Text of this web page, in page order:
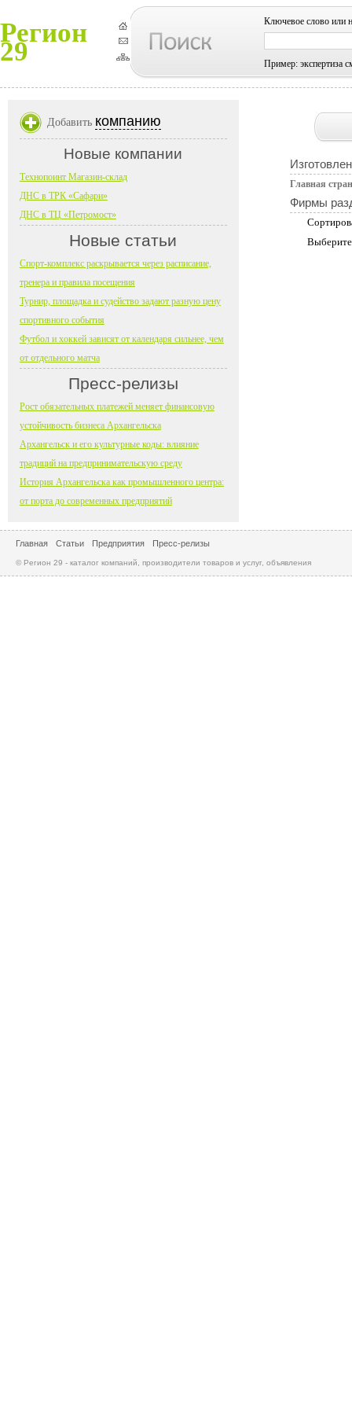
Регион
29
Ключевое слово или
Пример: экспертиза
Главная
Фирмы
Добавить компанию
Новые компании
Технопоинт Магазин-склад
ДНС в ТРК «Сафари»
ДНС в ТЦ «Петромост»
Новые статьи
Спорт-комплекс раскрывается через расписание,
тренера и правила посещения
Турнир, площадка и судейство задают разную цену
спортивного события
Футбол и хоккей зависят от календаря сильнее, чем
от отдельного матча
Пресс-релизы
Рост обязательных платежей меняет финансовую
устойчивость бизнеса Архангельска
Архангельск и его культурные коды: влияние
традиций на предпринимательскую среду
История Архангельска как промышленного центра:
от порта до современных предприятий
Главная Статьи Предприятия Пресс-релизы
© Регион 29 - каталог компаний, производители товаров и услуг, объявления